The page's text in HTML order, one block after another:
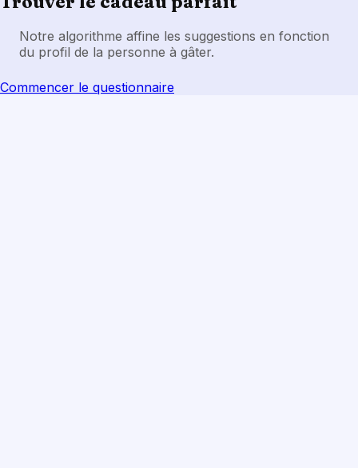
Notre algorithme affine les suggestions en fonction
du profil de la personne à gâter.
Commencer le questionnaire